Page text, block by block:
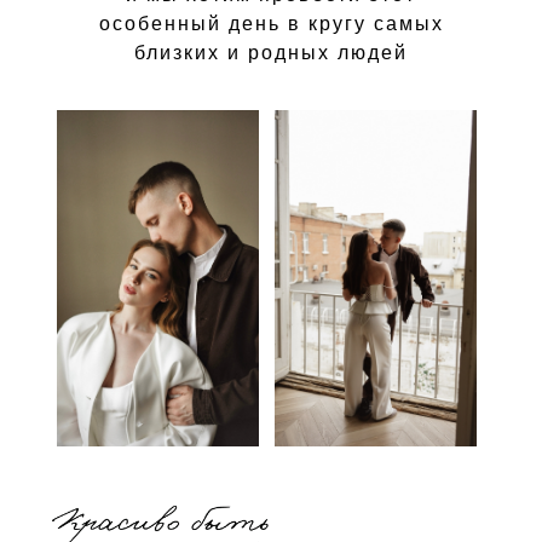
особенный день в кругу самых
близких и родных людей